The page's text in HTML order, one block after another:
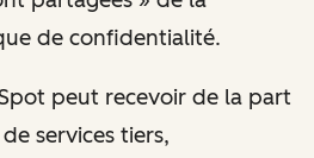
de confidentialité.
peut recevoir de la part
services tiers,